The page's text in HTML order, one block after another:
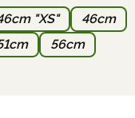
ønsker.
hotel eller tæt
"XS"
46cm
56cm